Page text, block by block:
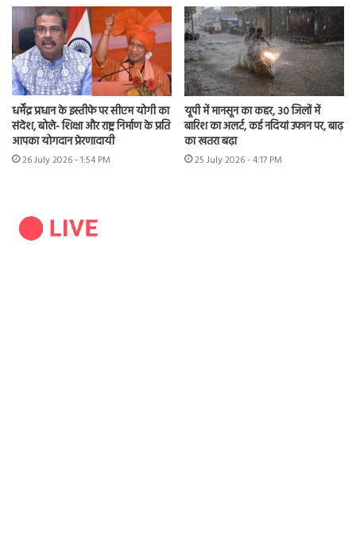
धर्मेंद्र प्रधान के इस्तीफे पर सीएम योगी का
संदेश, बोले- शिक्षा और राष्ट्र निर्माण के प्रति
आपका योगदान प्रेरणादायी
26 July 2026 - 1:54 PM
यूपी में मानसून का कहर, 30 जिलों में
बारिश का अलर्ट, कई नदियां उफान पर, बाढ़
का खतरा बढ़ा
25 July 2026 - 4:17 PM